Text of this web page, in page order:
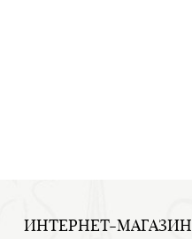
ИНТЕРНЕТ-МАГАЗИН